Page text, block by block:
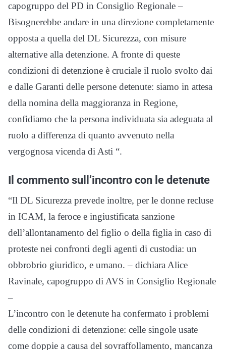
capogruppo del PD in Consiglio Regionale –
Bisognerebbe andare in una direzione completamente
opposta a quella del DL Sicurezza, con misure
alternative alla detenzione. A fronte di queste
condizioni di detenzione è cruciale il ruolo svolto dai
e dalle Garanti delle persone detenute: siamo in attesa
della nomina della maggioranza in Regione,
confidiamo che la persona individuata sia adeguata al
ruolo a differenza di quanto avvenuto nella
vergognosa vicenda di Asti “.
Il commento sull’incontro con le detenute
“Il DL Sicurezza prevede inoltre, per le donne recluse
in ICAM, la feroce e ingiustificata sanzione
dell’allontanamento del figlio o della figlia in caso di
proteste nei confronti degli agenti di custodia: un
obbrobrio giuridico, e umano. – dichiara Alice
Ravinale, capogruppo di AVS in Consiglio Regionale
–
L’incontro con le detenute ha confermato i problemi
delle condizioni di detenzione: celle singole usate
come doppie a causa del sovraffollamento, mancanza